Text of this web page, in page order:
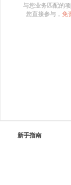
与您业务匹配的
您直接参与， 免
新手指南